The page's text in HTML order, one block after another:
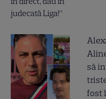
să
fost